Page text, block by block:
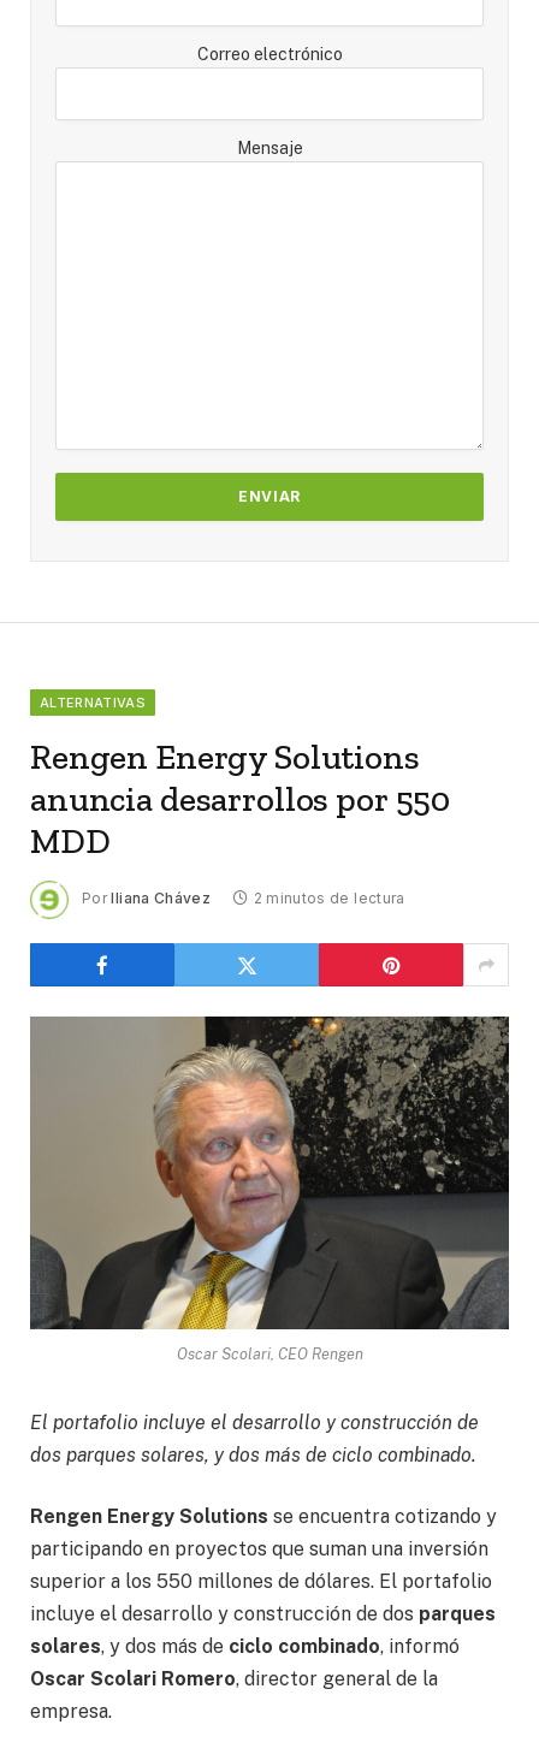
Correo electrónico
Mensaje
ALTERNATIVAS
Rengen Energy Solutions
anuncia desarrollos por 550
MDD
Por Iliana Chávez 2 minutos de lectura
Oscar Scolari, CEO Rengen
El portafolio incluye el desarrollo y construcción de
dos parques solares, y dos más de ciclo combinado.
Rengen Energy Solutions se encuentra cotizando y
participando en proyectos que suman una inversión
superior a los 550 millones de dólares. El portafolio
incluye el desarrollo y construcción de dos parques
solares, y dos más de ciclo combinado, informó
Oscar Scolari Romero, director general de la
empresa.